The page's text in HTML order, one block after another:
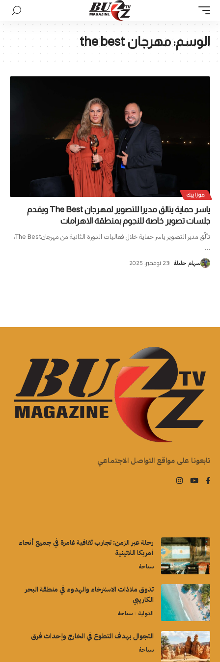
الوسم:مهرجان the best
موزاييك
ياسر حماية يتالق مديرا للتصوير لمهرجان The Best ويقدم
جلسات تصوير خاصة للنجوم بمنطقة الاهرامات
تألّق مدير التصوير ياسر حماية خلال فعاليات الدورة الثانية من مهرجانThe Best،
…
سهام حليلة 23 نوفمبر، 2025
تابعونا على مواقع التواصل الاجتماعي
رحلة عبر الزمن: تجارب ثقافية غامرة في جميع أنحاء
أمريكا اللاتينية
سياحة
تذوق ملاذات الاسترخاء والهدوء في منطقة البحر
الكاريبي
الدولية سياحة
التجوال بهدف التطوع في الخارج وإحداث فرق
سياحة